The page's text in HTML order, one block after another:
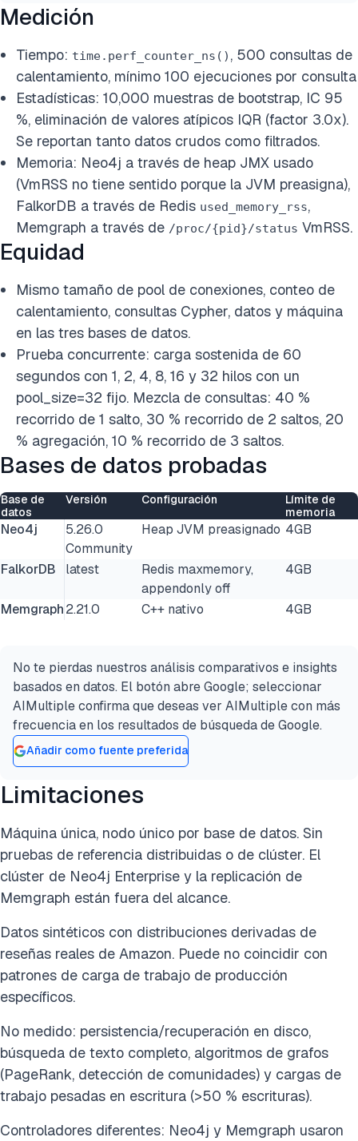
Medición
Tiempo: time.perf_counter_ns() , 500 consultas de
calentamiento, mínimo 100 ejecuciones por consulta
Estadísticas: 10,000 muestras de bootstrap, IC 95
%, eliminación de valores atípicos IQR (factor 3.0x).
Se reportan tanto datos crudos como filtrados.
Memoria: Neo4j a través de heap JMX usado
(VmRSS no tiene sentido porque la JVM preasigna),
FalkorDB a través de Redis used_memory_rss,
Memgraph a través de /proc/{pid}/status VmRSS.
Equidad
Mismo tamaño de pool de conexiones, conteo de
calentamiento, consultas Cypher, datos y máquina
en las tres bases de datos.
Prueba concurrente: carga sostenida de 60
segundos con 1, 2, 4, 8, 16 y 32 hilos con un
pool_size=32 fijo. Mezcla de consultas: 40 %
recorrido de 1 salto, 30 % recorrido de 2 saltos, 20
% agregación, 10 % recorrido de 3 saltos.
Bases de datos probadas
Base de
datos
Versión Configuración
Límite de
memoria
Neo4j
5.26.0
Community
Heap JVM preasignado 4GB
FalkorDB latest
Redis maxmemory,
appendonly off
4GB
Memgraph2.21.0 C++ nativo 4GB
No te pierdas nuestros análisis comparativos e insights
basados en datos. El botón abre Google; seleccionar
AIMultiple confirma que deseas ver AIMultiple con más
frecuencia en los resultados de búsqueda de Google.
Añadir como fuente preferida
Limitaciones
Máquina única, nodo único por base de datos. Sin
pruebas de referencia distribuidas o de clúster. El
clúster de Neo4j Enterprise y la replicación de
Memgraph están fuera del alcance.
Datos sintéticos con distribuciones derivadas de
reseñas reales de Amazon. Puede no coincidir con
patrones de carga de trabajo de producción
específicos.
No medido: persistencia/recuperación en disco,
búsqueda de texto completo, algoritmos de grafos
(PageRank, detección de comunidades) y cargas de
trabajo pesadas en escritura (>50 % escrituras).
Controladores diferentes: Neo4j y Memgraph usaron